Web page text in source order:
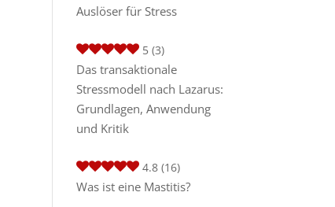
Auslöser für Stress
5 (3)
Das transaktionale
Stressmodell nach Lazarus:
Grundlagen, Anwendung
und Kritik
4.8 (16)
Was ist eine Mastitis?